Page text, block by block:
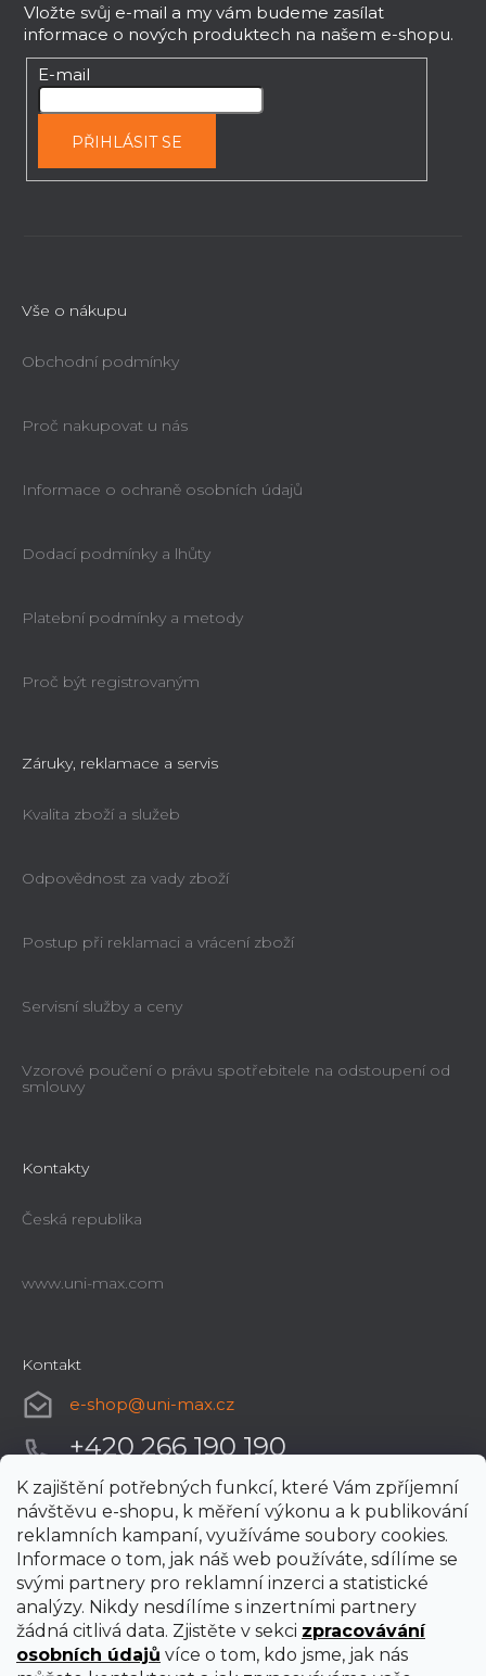
K zajištění potřebných funkcí, které Vám zpříjemní
návštěvu e-shopu, k měření výkonu a k publikování
reklamních kampaní, využíváme soubory cookies.
Informace o tom, jak náš web používáte, sdílíme se
svými partnery pro reklamní inzerci a statistické
analýzy. Nikdy nesdílíme s inzertními partnery
žádná citlivá data. Zjistěte v sekci zpracovávání
osobních údajů více o tom, kdo jsme, jak nás
Honovací přípravek LARGE 4 – pro
konečnou úpravu válců
Vložte svůj e-mail a my vám budeme zasílat
informace o nových produktech na našem e-shopu.
E-mail
PŘIHLÁSIT SE
Vše o nákupu
Obchodní podmínky
Proč nakupovat u nás
Informace o ochraně osobních údajů
Dodací podmínky a lhůty
Platební podmínky a metody
Proč být registrovaným
Záruky, reklamace a servis
Kvalita zboží a služeb
Odpovědnost za vady zboží
Postup při reklamaci a vrácení zboží
Servisní služby a ceny
Vzorové poučení o právu spotřebitele na odstoupení od
smlouvy
Kontakty
Česká republika
www.uni-max.com
Kontakt
e-shop@uni-max.cz
+420 266 190 190